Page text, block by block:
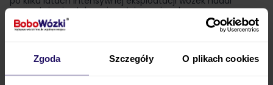
Zgoda Szczegóły O plikach cookies
prezentuje się stylowo i spełnia swoją rolę.
Tropikalne motywy zwierzęce oraz charakterystyczne logo
dodają produktom wyjątkowości, sprawiając, że wyróżniają
główne zalety, co zapewnia długowieczność
Rodzice doceniają również